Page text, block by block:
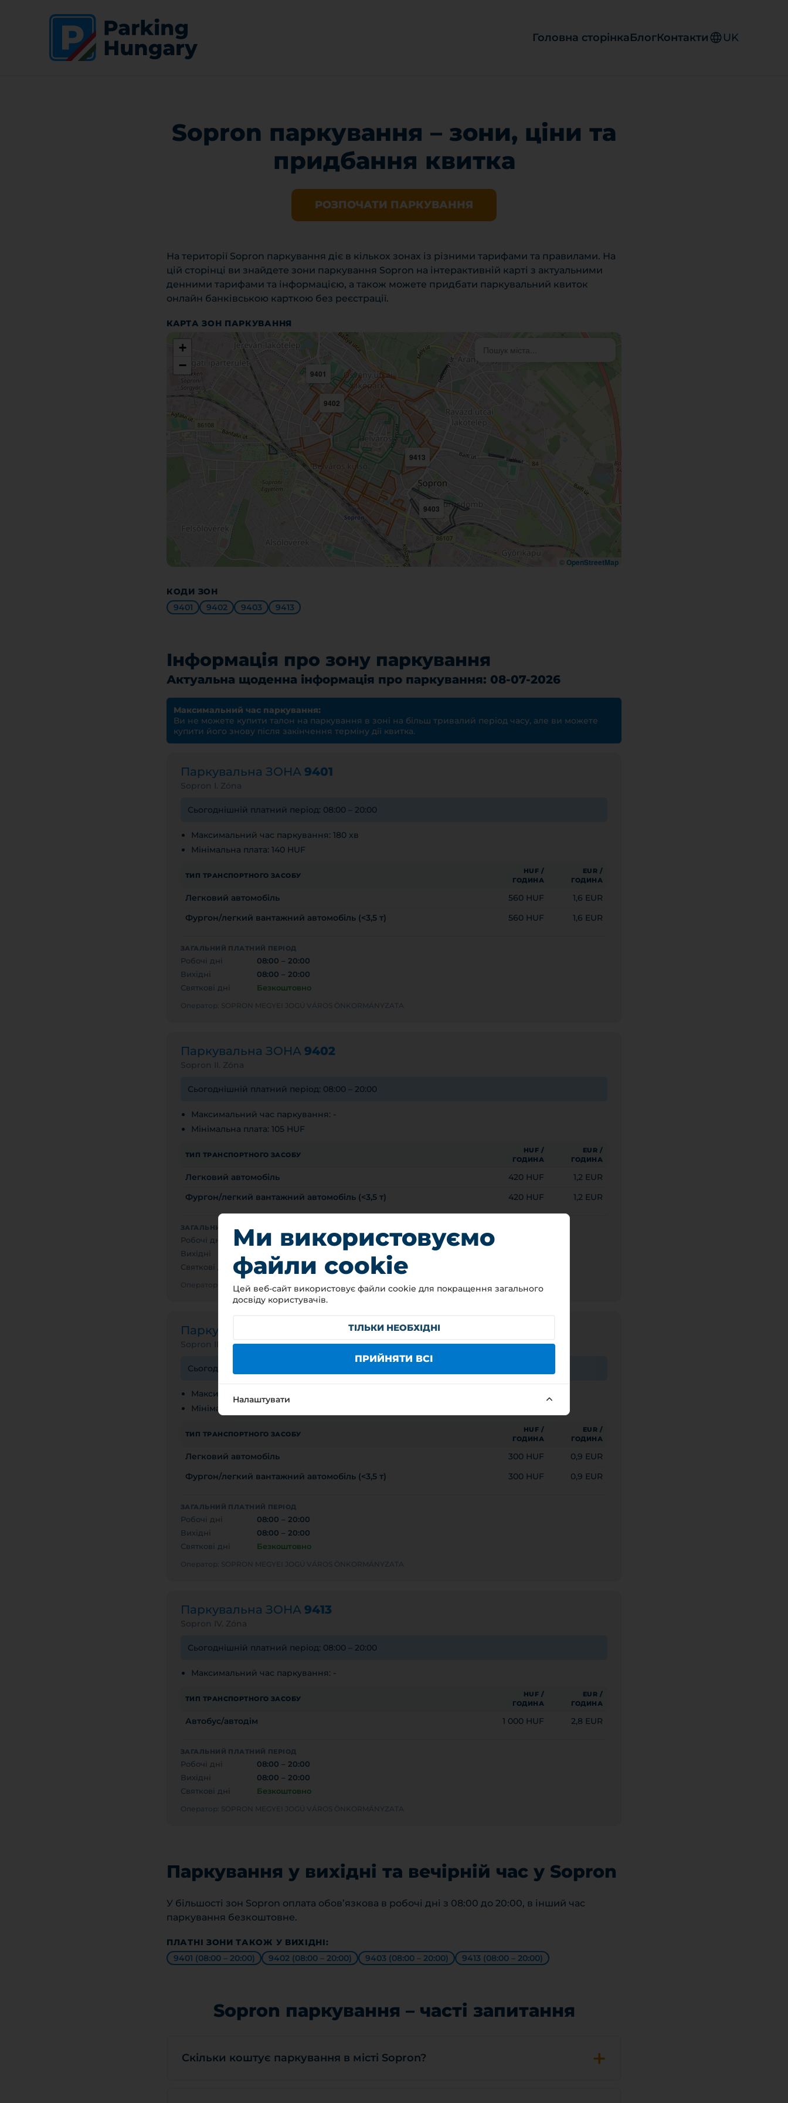
Головна сторінкаБлогКонтакти UK
Sopron паркування – зони, ціни та
придбання квитка
РОЗПОЧАТИ ПАРКУВАННЯ
На території Sopron паркування діє в кількох зонах із різними тарифами та правилами. На
цій сторінці ви знайдете зони паркування Sopron на інтерактивній карті з актуальними
денними тарифами та інформацією, а також можете придбати паркувальний квиток
онлайн банківською карткою без реєстрації.
КАРТА ЗОН ПАРКУВАННЯ
9401
9402
9403
9413
+
−
© OpenStreetMap
КОДИ ЗОН
9401
9402 9403 9413
Інформація про зону паркування
Актуальна щоденна інформація про паркування: 08-07-2026
Максимальний час паркування:
Ви не можете купити талон на паркування в зоні на більш тривалий період часу, але ви можете
купити його знову після закінчення терміну дії квитка.
Паркувальна ЗОНА 9401
Sopron I. Zóna
Сьогоднішній платний період: 08:00 – 20:00
Максимальний час паркування: 180 хв
Мінімальна плата: 140 HUF
ТИП ТРАНСПОРТНОГО ЗАСОБУ
HUF /
ГОДИНА
EUR /
ГОДИНА
Легковий автомобіль 560 HUF
1,6 EUR
Фургон/легкий вантажний автомобіль (<3,5 т)
560 HUF 1,6 EUR
ЗАГАЛЬНИЙ ПЛАТНИЙ ПЕРІОД
Робочі дні
08:00 – 20:00
Вихідні
08:00 – 20:00
Святкові дні
Безкоштовно
Оператор: SOPRON MEGYEI JOGÚ VÁROS ÖNKORMÁNYZATA
Паркувальна ЗОНА 9402
Sopron II. Zóna
Сьогоднішній платний період: 08:00 – 20:00
Максимальний час паркування: -
Мінімальна плата: 105 HUF
ТИП ТРАНСПОРТНОГО ЗАСОБУ
HUF /
ГОДИНА
EUR /
ГОДИНА
Легковий автомобіль 420 HUF
1,2 EUR
Фургон/легкий вантажний автомобіль (<3,5 т)
420 HUF 1,2 EUR
ЗАГАЛЬНИЙ ПЛАТНИЙ ПЕРІОД
Робочі дні
08:00 – 20:00
Вихідні
Святкові дні
Безкоштовно
Оператор: SOPRON MEGYEI JOGÚ VÁROS ÖNKORMÁNYZATA
Паркувальна ЗОНА
Sopron III. Zóna
Сьогоднішній платний період: 08:00 – 20:00
Максимальний час паркування: -
Мінімальна плата: 75 HUF
ТИП ТРАНСПОРТНОГО ЗАСОБУ
HUF /
ГОДИНА
EUR /
ГОДИНА
Легковий автомобіль 300 HUF
0,9 EUR
Фургон/легкий вантажний автомобіль (<3,5 т)
300 HUF 0,9 EUR
ЗАГАЛЬНИЙ ПЛАТНИЙ ПЕРІОД
Робочі дні
08:00 – 20:00
Вихідні
08:00 – 20:00
Святкові дні
Безкоштовно
Оператор: SOPRON MEGYEI JOGÚ VÁROS ÖNKORMÁNYZATA
Паркувальна ЗОНА 9413
Sopron IV. Zóna
Сьогоднішній платний період: 08:00 – 20:00
Максимальний час паркування: -
ТИП ТРАНСПОРТНОГО ЗАСОБУ
HUF /
ГОДИНА
EUR /
ГОДИНА
Автобус/автодім 1 000 HUF 2,8 EUR
ЗАГАЛЬНИЙ ПЛАТНИЙ ПЕРІОД
Робочі дні
08:00 – 20:00
Вихідні
08:00 – 20:00
Святкові дні
Безкоштовно
Оператор: SOPRON MEGYEI JOGÚ VÁROS ÖNKORMÁNYZATA
Паркування у вихідні та вечірній час у Sopron
У більшості зон Sopron оплата обов’язкова в робочі дні з 08:00 до 20:00, в інший час
паркування безкоштовне.
ПЛАТНІ ЗОНИ ТАКОЖ У ВИХІДНІ:
9401 (08:00 – 20:00)
9402 (08:00 – 20:00) 9403 (08:00 – 20:00) 9413 (08:00 – 20:00)
Sopron паркування – часті запитання
Скільки коштує паркування в місті Sopron?
+
Ми використовуємо
файли cookie
Цей веб-сайт використовує файли cookie для покращення загального
досвіду користувачів.
ТІЛЬКИ НЕОБХІДНІ
ПРИЙНЯТИ ВСІ
Налаштувати